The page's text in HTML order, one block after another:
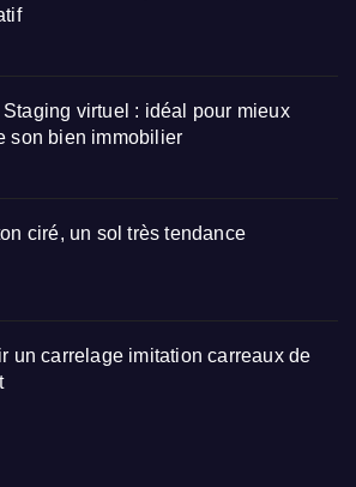
Staging virtuel : idéal pour mieux
son bien immobilier
ciré, un sol très tendance
un carrelage imitation carreaux de